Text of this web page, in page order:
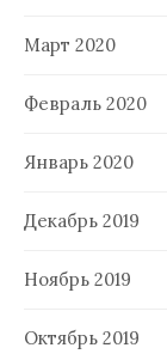
Март 2020
Февраль 2020
Январь 2020
Декабрь 2019
Ноябрь 2019
Октябрь 2019